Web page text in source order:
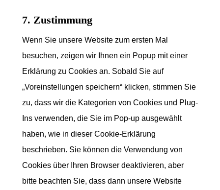
7. Zustimmung
Wenn Sie unsere Website zum ersten Mal
besuchen, zeigen wir Ihnen ein Popup mit einer
Erklärung zu Cookies an. Sobald Sie auf
„Voreinstellungen speichern“ klicken, stimmen Sie
zu, dass wir die Kategorien von Cookies und Plug-
Ins verwenden, die Sie im Pop-up ausgewählt
haben, wie in dieser Cookie-Erklärung
beschrieben. Sie können die Verwendung von
Cookies über Ihren Browser deaktivieren, aber
bitte beachten Sie, dass dann unsere Website